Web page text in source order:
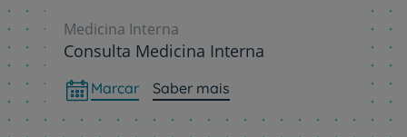
Medicina Interna
Consulta Medicina Interna
Marcar Saber mais